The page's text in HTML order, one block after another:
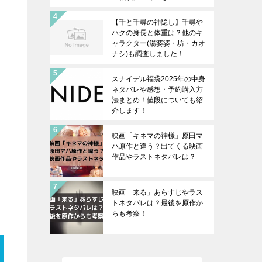
【千と千尋の神隠し】千尋や
ハクの身長と体重は？他のキ
ャラクター(湯婆婆・坊・カオ
ナシ)も調査しました！
スナイデル福袋2025年の中身
ネタバレや感想・予約購入方
法まとめ！値段についても紹
介します！
映画「キネマの神様」原田マ
ハ原作と違う？出てくる映画
作品やラストネタバレは？
映画「来る」あらすじやラス
トネタバレは？最後を原作か
らも考察！